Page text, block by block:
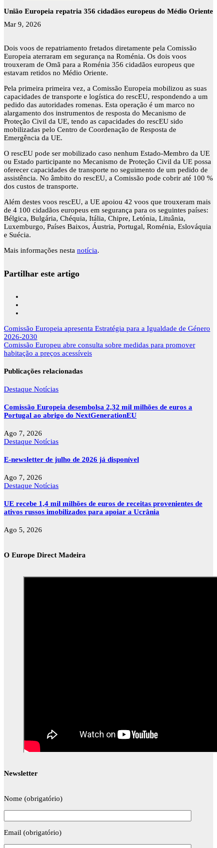
União Europeia repatria 356 cidadãos europeus do Médio Oriente
Mar 9, 2026
Dois voos de repatriamento fretados diretamente pela Comissão
Europeia aterraram em segurança na Roménia. Os dois voos
trouxeram de Omã para a Roménia 356 cidadãos europeus que
estavam retidos no Médio Oriente.
Pela primeira primeira vez, a Comissão Europeia mobilizou as suas
capacidades de transporte e logística do rescEU, respondendo a um
pedido das autoridades romenas. Esta operação é um marco no
alargamento dos instrumentos de resposta do Mecanismo de
Proteção Civil da UE, tendo as capacidades do rescEU sido
mobilizadas pelo Centro de Coordenação de Resposta de
Emergência da UE.
O rescEU pode ser mobilizado caso nenhum Estado-Membro da UE
ou Estado participante no Mecanismo de Proteção Civil da UE possa
oferecer capacidades de transporte no seguimento de um pedido de
assistência. No âmbito do rescEU, a Comissão pode cobrir até 100 %
dos custos de transporte.
Além destes voos rescEU, a UE apoiou 42 voos que trouxeram mais
de 4 100 cidadãos europeus em segurança para os seguintes países:
Bélgica, Bulgária, Chéquia, Itália, Chipre, Letónia, Lituânia,
Luxemburgo, Países Baixos, Áustria, Portugal, Roménia, Eslováquia
e Suécia.
Mais informações nesta notícia.
Partilhar este artigo
Navegação
de
artigos
Comissão Europeia apresenta Estratégia para a Igualdade de Género
2026-2030
Comissão Europeu abre consulta sobre medidas para promover
habitação a preços acessíveis
Publicações relacionadas
Destaque Notícias
Comissão Europeia desembolsa 2,32 mil milhões de euros a
Portugal ao abrigo do NextGenerationEU
Ago 7, 2026
Destaque Notícias
E-newsletter de julho de 2026 já disponível
Ago 7, 2026
Destaque Notícias
UE recebe 1,4 mil milhões de euros de receitas provenientes de
ativos russos imobilizados para apoiar a Ucrânia
Ago 5, 2026
O Europe Direct Madeira
Newsletter
Nome (obrigatório)
Email (obrigatório)